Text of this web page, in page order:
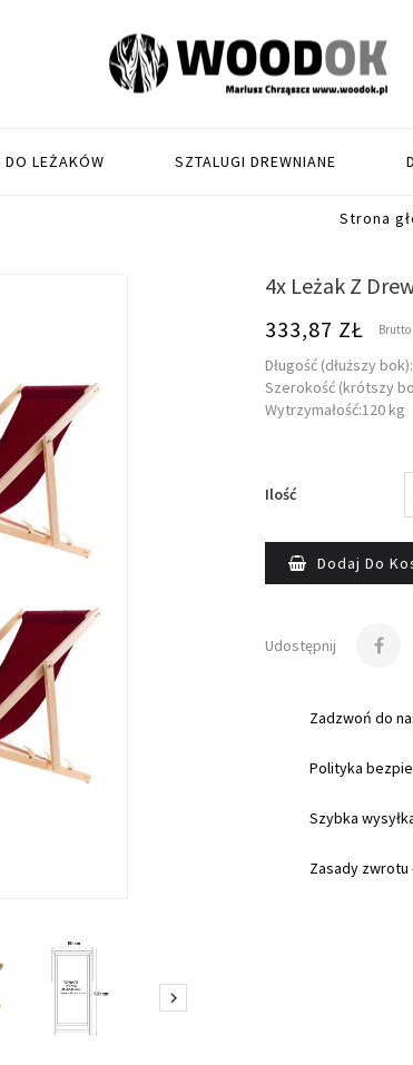
LEŻAKÓW SZTALUGI DREWNIANE
Strona

4x Leżak Z
333,87 ZŁ
Brutto
Długość (dłuższy
Szerokość (krótszy
Wytrzymałość:120 kg
Ilość
Dodaj Do
Udostępnij
Zadzwoń do
Polityka
Szybka
Zasady zwrotu